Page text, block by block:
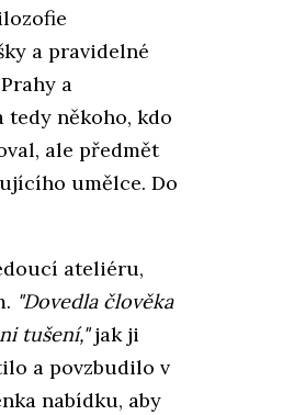
a pravidelné
a
někoho, kdo
ale předmět
umělce. Do
ateliéru,
"Dovedla člověka
tušení,"jak ji
a povzbudilo v
nabídku, aby